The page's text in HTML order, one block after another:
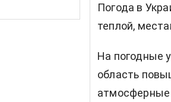
Погода в
теплой,
На погодные
область
атмосферные